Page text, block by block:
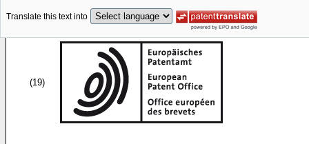
Translate this text into
(19)